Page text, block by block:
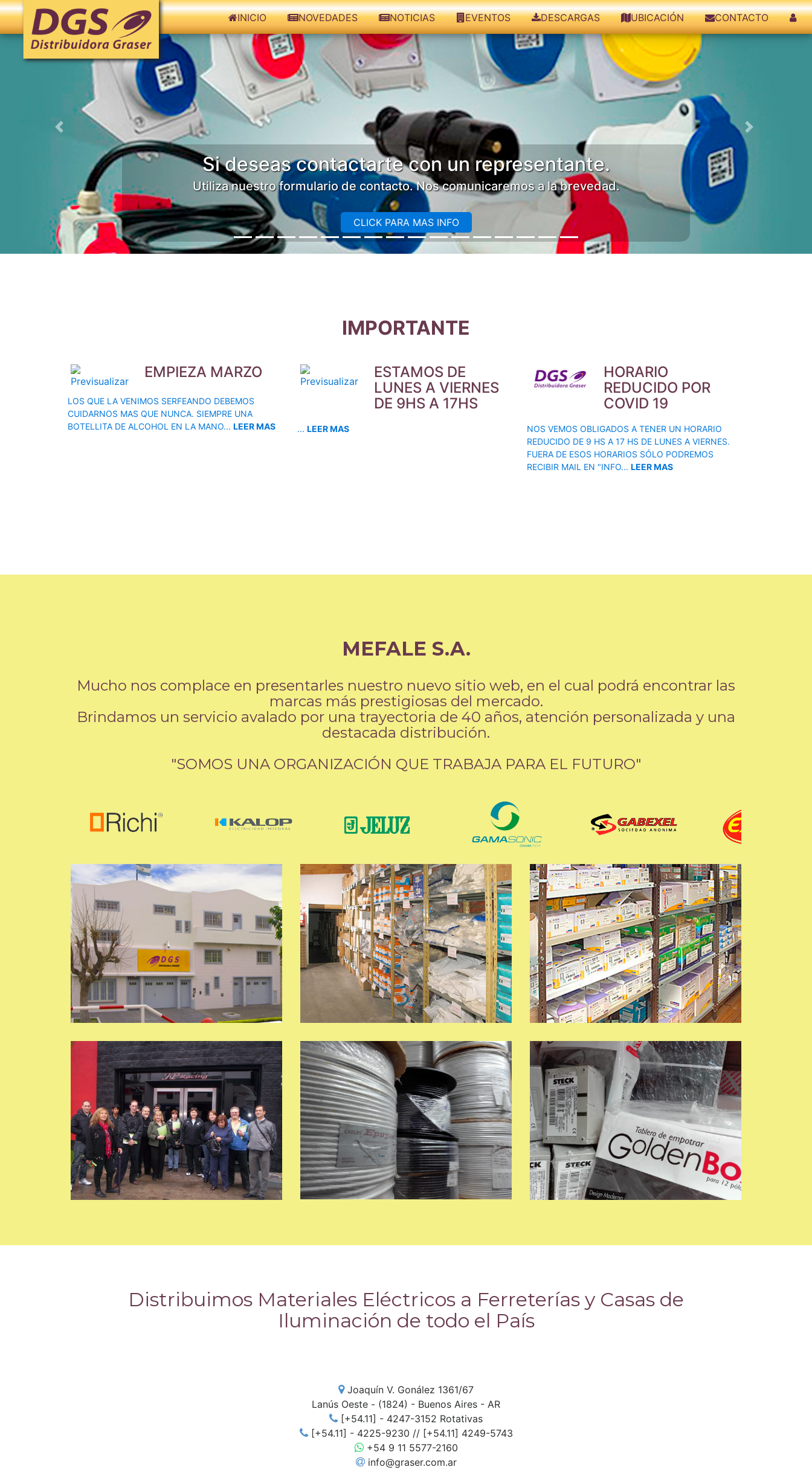
INICIO NOVEDADES NOTICIAS EVENTOS DESCARGAS UBICACIÓN CONTACTO
Nuestros teléfonos
+54[11]4247-3152 - rot.
+54[11]4225-9230 // 4249-5743
Previo Siguiente
IMPORTANTE
EMPIEZA MARZO
LOS QUE LA VENIMOS SERFEANDO DEBEMOS
CUIDARNOS MAS QUE NUNCA. SIEMPRE UNA
BOTELLITA DE ALCOHOL EN LA MANO... LEER MAS
ESTAMOS DE
LUNES A VIERNES
DE 9HS A 17HS
... LEER MAS
HORARIO
REDUCIDO POR
COVID 19
NOS VEMOS OBLIGADOS A TENER UN HORARIO
REDUCIDO DE 9 HS A 17 HS DE LUNES A VIERNES.
FUERA DE ESOS HORARIOS SÓLO PODREMOS
RECIBIR MAIL EN "INFO... LEER MAS
MEFALE S.A.
Mucho nos complace en presentarles nuestro nuevo sitio web, en el cual podrá encontrar las
marcas más prestigiosas del mercado.
Brindamos un servicio avalado por una trayectoria de 40 años, atención personalizada y una
destacada distribución.
"SOMOS UNA ORGANIZACIÓN QUE TRABAJA PARA EL FUTURO"
Distribuimos Materiales Eléctricos a Ferreterías y Casas de
Iluminación de todo el País
Joaquín V. Gonález 1361/67
Lanús Oeste - (1824) - Buenos Aires - AR
[+54.11] - 4247-3152 Rotativas
[+54.11] - 4225-9230 // [+54.11] 4249-5743
+54 9 11 5577-2160
info@graser.com.ar